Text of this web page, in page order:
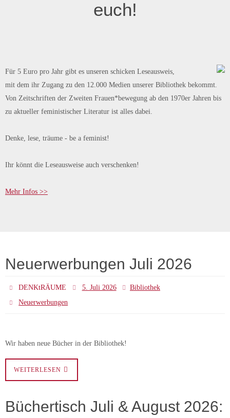
euch!
Für 5 Euro pro Jahr gibt es unseren schicken Leseausweis,
mit dem ihr Zugang zu den 12.000 Medien unserer Bibliothek bekommt.
Von Zeitschriften der Zweiten Frauen*bewegung ab den 1970er Jahren bis
zu aktueller feministischer Literatur ist alles dabei.
Denke, lese, träume - be a feminist!
Ihr könnt die Leseausweise auch verschenken!
Mehr Infos >>
Neuerwerbungen Juli 2026
DENKtRÄUME 5. Juli 2026
Bibliothek
Neuerwerbungen
Wir haben neue Bücher in der Bibliothek!
WEITERLESEN
Büchertisch Juli & August 2026: